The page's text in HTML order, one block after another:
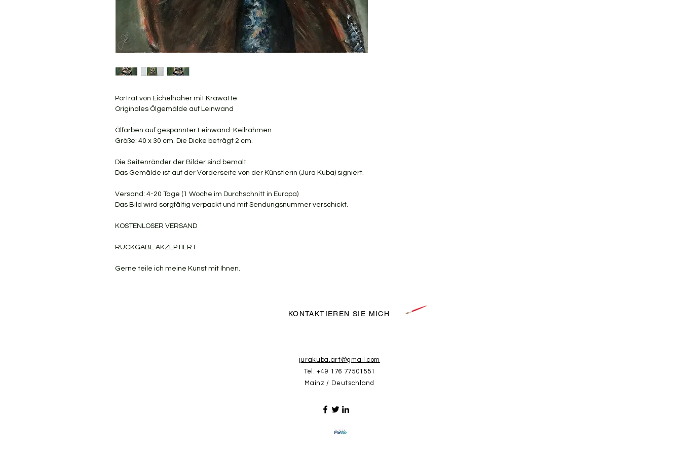
Porträt von Eichelhäher mit Krawatte
Originales Ölgemälde auf Leinwand
Ölfarben auf gespannter Leinwand-Keilrahmen
Größe: 40 x 30 cm. Die Dicke beträgt 2 cm.
Die Seitenränder der Bilder sind bemalt.
Das Gemälde ist auf der Vorderseite von der Künstlerin (Jura Kuba) signiert.
Versand: 4-20 Tage (1 Woche im Durchschnitt in Europa)
Das Bild wird sorgfältig verpackt und mit Sendungsnummer verschickt.
KOSTENLOSER VERSAND
RÜCKGABE AKZEPTIERT
Gerne teile ich meine Kunst mit Ihnen.
KONTAKTIEREN SIE MICH
jurakuba.art@gmail.com
Tel. +49 176 77501551
Mainz / Deutschland